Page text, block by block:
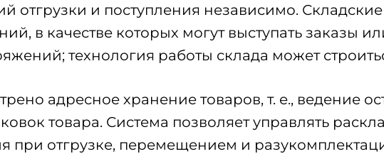
отгрузки и поступления независимо.
в качестве которых могут выступать заказы
технология работы склада может
адресное хранение товаров, т. е., ведение
товара. Система позволяет управлять
при отгрузке, перемещением и